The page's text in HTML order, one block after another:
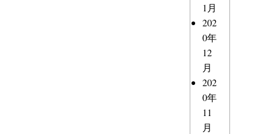
1月
202
0年
12
月
202
0年
11
月